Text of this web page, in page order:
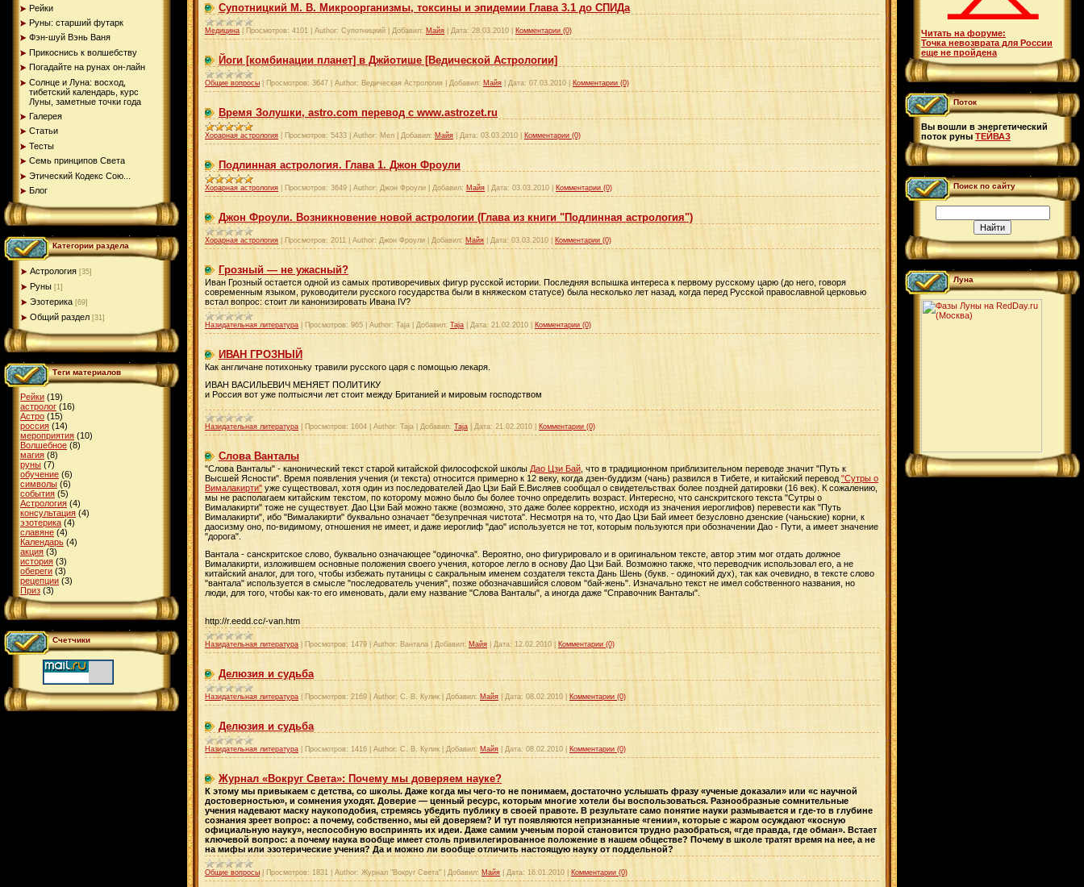
Рейки
Руны: старший футарк
Фэн-шуй Вэнь Ваня
Прикоснись к волшебству
Погадайте на рунах oн-лайн
Солнце и Луна: восход,
тибетский календарь, курс
Луны, заметные точки года
Галерея
Статьи
Тесты
Семь принципов Света
Этический Кодекс Сою...
Блог
Категории раздела
Астрология [35]
Руны [1]
Эзотерика [69]
Общий раздел [31]
Теги материалов
Рейки (19)
астролог (16)
Астро (15)
россия (14)
мероприятия (10)
Волшебное (8)
магия (8)
руны (7)
обучение (6)
символы (6)
события (5)
Астрология (4)
консультация (4)
эзотерика (4)
славяне (4)
Календарь (4)
акция (3)
история (3)
обереги (3)
рецепции (3)
Приз (3)
Счетчики
Супотницкий М. В. Микроорганизмы, токсины и эпидемии Глава 3.1 до СПИДа
Медицина Просмотров: 4101 Author: Супотницкий Добавил: Майя Дата: 28.03.2010 Комментарии (0)
Йоги [комбинации планет] в Джйотише [Ведической Астрологии]
Общие вопросы Просмотров: 3647 Author: Ведическая Астрология Добавил: Майя Дата: 07.03.2010 Комментарии (0)
Время Золушки, astro.com перевод с www.astrozet.ru
Хорарная астрология Просмотров: 5433 Author: Мел Добавил: Майя Дата: 03.03.2010 Комментарии (0)
Подлинная астрология. Глава 1. Джон Фроули
Хорарная астрология Просмотров: 3649 Author: Джон Фроули Добавил: Майя Дата: 03.03.2010 Комментарии (0)
Джон Фроули. Возникновение новой астрологии (Глава из книги "Подлинная астрология")
Хорарная астрология Просмотров: 2011 Author: Джон Фроули Добавил: Майя Дата: 03.03.2010 Комментарии (0)
Грозный — не ужасный?
Иван Грозный остается одной из самых противоречивых фигур русской истории. Последняя вспышка интереса к первому русскому царю (до него, говоря
современным языком, руководители русского государства были в княжеском статусе) была несколько лет назад, когда перед Русской православной церковью
встал вопрос: стоит ли канонизировать Ивана IV?
Назидательная литература Просмотров: 965 Author: Taja Добавил: Taja Дата: 21.02.2010 Комментарии (0)
ИВАН ГРОЗНЫЙ
Как англичане потихоньку травили русского царя с помощью лекаря.
ИВАН ВАСИЛЬЕВИЧ МЕНЯЕТ ПОЛИТИКУ
и Россия вот уже полтысячи лет стоит между Британией и мировым господством
Назидательная литература Просмотров: 1604 Author: Taja Добавил: Taja Дата: 21.02.2010 Комментарии (0)
Слова Ванталы
"Слова Ванталы" - канонический текст старой китайской философской школы Дао Цзи Бай , что в традиционном приблизительном переводе значит "Путь к
Высшей Ясности". Время появления учения (и текста) относится примерно к 12 веку, когда дзен-буддизм (чань) развился в Тибете, и китайский перевод "Сутры о
Вималакирти" уже существовал, хотя один из последователей Дао Цзи Бай Е.Висляев сообщал о свидетельствах более поздней датировки (16 век). К сожалению,
мы не располагаем китайским текстом, по которому можно было бы более точно определить возраст. Интересно, что санскритского текста "Сутры о
Вималакирти" тоже не существует. Дао Цзи Бай можно также (возможно, это даже более корректно, исходя из значения иероглифов) перевести как "Путь
Вималакирти", ибо "Вималакирти" буквально означает "безупречная чистота". Несмотря на то, что Дао Цзи Бай имеет безусловно дзенские (чаньские) корни, к
даосизму оно, по-видимому, отношения не имеет, и даже иероглиф "дао" используется не тот, которым пользуются при обозначении Дао - Пути, а имеет значение
"дорога".
Вантала - санскритское слово, буквально означающее "одиночка". Вероятно, оно фигурировало и в оригинальном тексте, автор этим мог отдать должное
Вималакирти, изложившем основные положения своего учения, которое легло в основу Дао Цзи Бай. Возможно также, что переводчик использовал его, а не
китайский аналог, для того, чтобы избежать путаницы с сакральным именем создателя текста Дань Шень (букв. - одинокий дух), так как очевидно, в тексте слово
"вантала" используется в смысле "последователь учения", позже обозначавшийся словом "бай-жень". Изначально текст не имел собственного названия, но
люди, для того, чтобы как-то его именовать, дали ему название "Слова Ванталы", а иногда даже "Справочник Ванталы".
http://r.eedd.cc/-van.htm
Назидательная литература Просмотров: 1479 Author: Вантала Добавил: Майя Дата: 12.02.2010 Комментарии (0)
Делюзия и судьба
Назидательная литература Просмотров: 2169 Author: С. В. Кулик Добавил: Майя Дата: 08.02.2010 Комментарии (0)
Делюзия и судьба
Назидательная литература Просмотров: 1416 Author: С. В. Кулик Добавил: Майя Дата: 08.02.2010 Комментарии (0)
Журнал «Вокруг Света»: Почему мы доверяем науке?
К этому мы привыкаем с детства, со школы. Даже когда мы чего-то не понимаем, достаточно услышать фразу «ученые доказали» или «с научной
достоверностью», и сомнения уходят. Доверие — ценный ресурс, которым многие хотели бы воспользоваться. Разнообразные сомнительные
учения надевают маску наукоподобия, стремясь убедить публику в своей правоте. В результате само понятие науки размывается и где-то в глубине
сознания зреет вопрос: а почему, собственно, мы ей доверяем? И тут появляются непризнанные «гении», которые с жаром осуждают «косную
официальную науку», неспособную воспринять их идеи. Даже самим ученым порой становится трудно разобраться, «где правда, где обман». Встает
ключевой вопрос: а почему наука вообще имеет столь привилегированное положение в нашем обществе? Почему в школе тратят время на нее, а не
на мифы или эзотерические учения? Да и можно ли вообще отличить настоящую науку от поддельной?
Общие вопросы Просмотров: 1831 Author: Журнал "Вокруг Света" Добавил: Майя Дата: 16.01.2010 Комментарии (0)
Читать на форуме:
Точка невозврата для России
еще не пройдена
Поток
Вы вошли в энергетический
поток руны ТЕЙВАЗ
Поиск по сайту
Луна